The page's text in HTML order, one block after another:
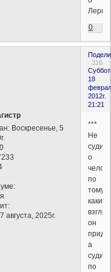
0
316
18
2012г.
21:21
: Воскресенье, 5
0
августа, 2025г.
***
Не
суди
о
по
тому,
каких
он
а
суди
по